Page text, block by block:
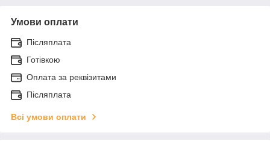
Умови оплати
Післяплата
Готівкою
Оплата за реквізитами
Післяплата
Всі умови оплати